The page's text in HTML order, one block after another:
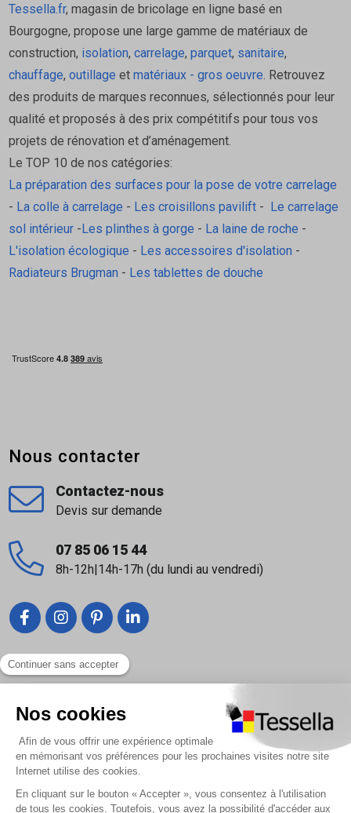
Tessella.fr, magasin de bricolage en ligne basé en
Bourgogne, propose une large gamme de matériaux de
construction, isolation, carrelage, parquet, sanitaire,
chauffage, outillage et matériaux - gros oeuvre. Retrouvez
des produits de marques reconnues, sélectionnés pour leur
qualité et proposés à des prix compétitifs pour tous vos
projets de rénovation et d’aménagement.
Le TOP 10 de nos catégories:
La préparation des surfaces pour la pose de votre carrelage
- La colle à carrelage - Les croisillons pavilift- Le carrelage
sol intérieur-Les plinthes à gorge - La laine de roche -
L'isolation écologique - Les accessoires d'isolation -
Radiateurs Brugman - Les tablettes de douche
Liens utiles
Nous contacter
À propos
Paiement sécurisé
Livraison | Retour client
Nous contacter
Contactez-nous
Devis sur demande
07 85 06 15 44
8h-12h|14h-17h (du lundi au vendredi)